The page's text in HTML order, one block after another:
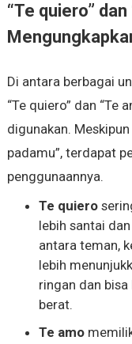
“Te quiero”
Di antara berbagai
“Te quiero” dan “Te
digunakan.
padamu”, terdapat
penggunaannya.
Te quiero
lebih santai
antara teman,
lebih
ringan dan
berat.
Te amo